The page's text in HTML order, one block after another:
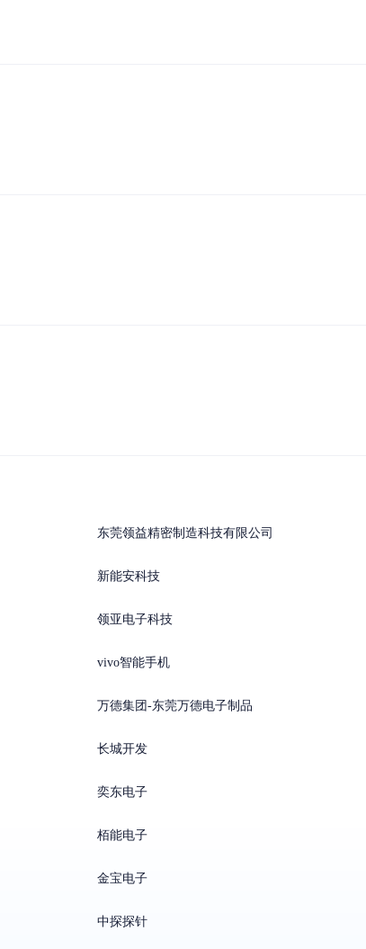
东莞领益精密制造科技有限公司
新能安科技
领亚电子科技
vivo智能手机
万德集团-东莞万德电子制品
长城开发
奕东电子
栢能电子
金宝电子
中探探针